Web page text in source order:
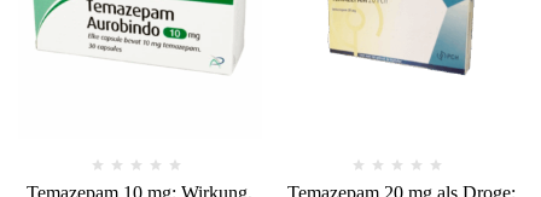
Temazepam 10 mg: Wirkung,
Temazepam 20 mg als Droge: